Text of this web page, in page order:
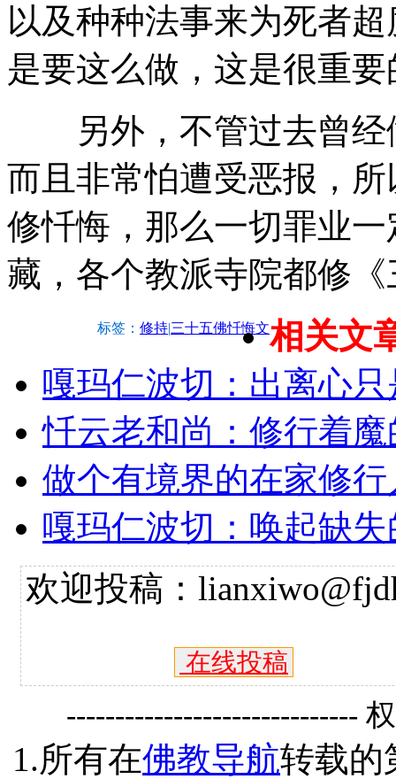
以及种种法事来为死者
是要这么做，这是很重要
另外，不管过去曾经
而且非常怕遭受恶报，
修忏悔，那么一切罪业
藏，各个教派寺院都修
标签： 修持|三十五佛忏悔文相关文
嘎玛仁波切：出离心
忏云老和尚：修行着
做个有境界的在家修
嘎玛仁波切：唤起缺
欢迎投稿：
在线投稿
------------------------------
1.所有在佛教导航转载的